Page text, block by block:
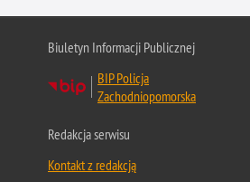
Biuletyn Informacji Publicznej
BIP Policja
Zachodniopomorska
Redakcja serwisu
Kontakt z redakcją